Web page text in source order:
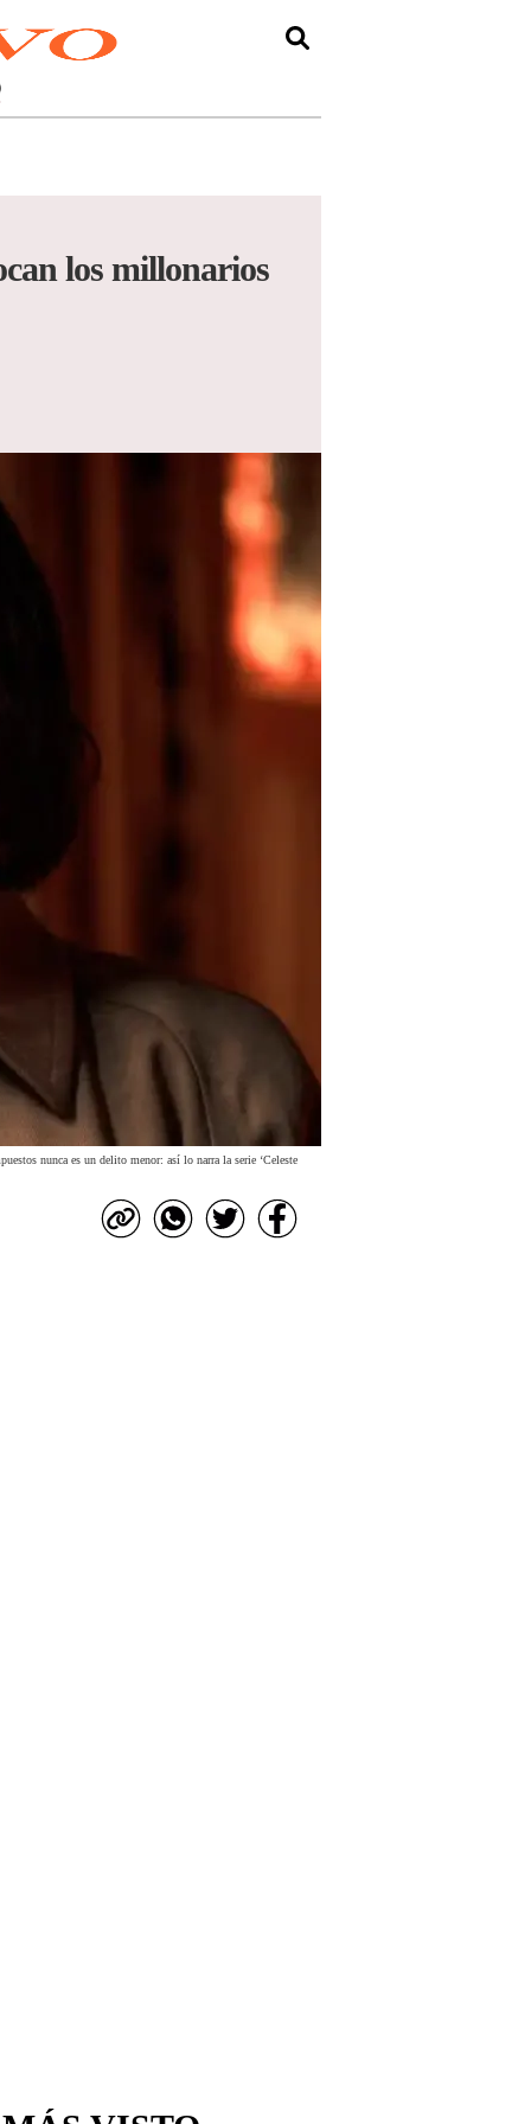
los millonarios
nunca es un delito menor: así lo narra la serie ‘Celeste